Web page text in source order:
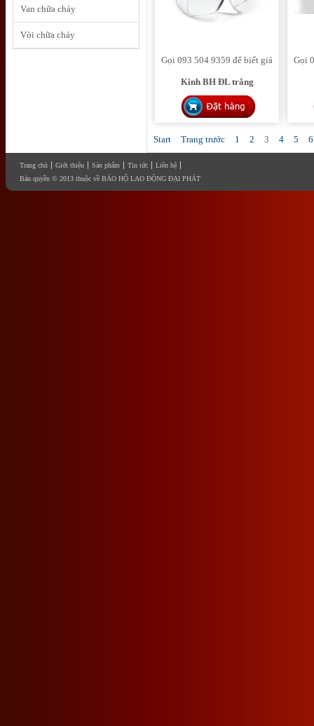
Van chữa cháy
Vòi chữa cháy
Gọi 093 504 9359 để biết giá
Kinh BH ĐL trắng
Gọi
Start Trang trước 1 2 3 4 5 6
Trang chủ Giới thiệu Sản phẩm Tin tức
Liên hệ
Bản quyền © 2013 thuộc về BẢO HỘ LAO ĐỘNG ĐẠI PHÁT